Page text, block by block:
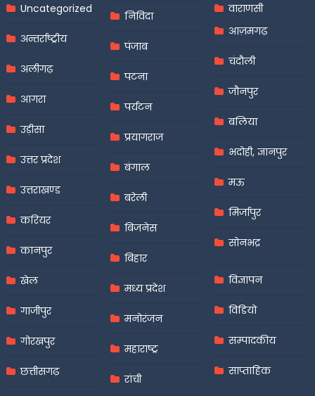
Uncategorized
अन्तर्राष्ट्रीय
अलीगढ़
आगरा
उड़ीसा
उत्तर प्रदेश
उत्तराखण्ड
करियर
कानपुर
खेल
गाजीपुर
गोरखपुर
छत्तीसगढ़
निविदा
पंजाब
पटना
पर्यटन
प्रयागराज
बंगाल
बरेली
बिजनेस
बिहार
मध्य प्रदेश
मनोरंजन
महाराष्ट्र
रांची
वाराणसी
आज़मगढ़
चंदौली
जौनपुर
बलिया
भदोही, ज्ञानपुर
मऊ
मिर्जापुर
सोनभद्र
विज्ञापन
विडियो
सम्पादकीय
साप्ताहिक